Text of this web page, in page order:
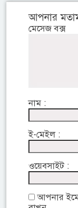
আপনার
মেসেজ বক্স
নাম :
ই-মেইল :
ওয়েবসাইট :
আপনার